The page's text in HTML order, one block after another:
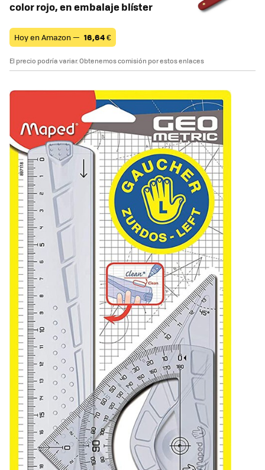
color rojo, en embalaje blíster
Hoy en Amazon — 16,64€
El precio podría variar. Obtenemos comisión por estos enlaces